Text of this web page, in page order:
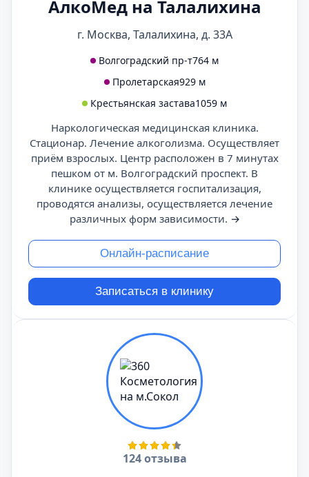
АлкоМед на Талалихина
г. Москва, Талалихина, д. 33А
Волгоградский пр-т764 м
Пролетарская929 м
Крестьянская застава1059 м
Наркологическая медицинская клиника.
Стационар. Лечение алкоголизма. Осуществляет
приём взрослых. Центр расположен в 7 минутах
пешком от м. Волгоградский проспект. В
клинике осуществляется госпитализация,
проводятся анализы, осуществляется лечение
различных форм зависимости. →
Онлайн-расписание
Записаться в клинику
124 отзыва